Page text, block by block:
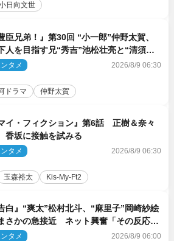
日向文世
臣兄弟！』第30回 “小一郎”仲野太賀、
人を目指す兄“秀吉”池松壮亮と“清須会
タメ 2026/8/9 06:30
ドラマ 仲野太賀
マイ・フィクション』第6話 正樹＆奈々
香坂に接触を試みる
タメ 2026/8/9 06:30
玉森裕太 Kis‐My‐Ft2
白』“爽太”松村北斗、“麻里子”岡崎紗絵
さかの急接近 ネット興奮「その反応
「いいの!?」（ネタバレあり）
タメ 2026/8/9 06:00